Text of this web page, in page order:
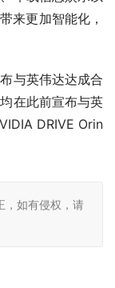
来更加智能化，
与英伟达达成合
在此前宣布与英
DRIVE Orin
，如有侵权，请